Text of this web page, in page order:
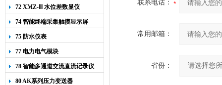
72 XMZ-Ⅲ 水位差数显仪
74 智能终端采集触摸显示屏
75 防水仪表
77 电力电气模块
78 智能多通道交流直流记录仪
80 AK系列压力变送器
联系电话：
常用邮箱：
省份：